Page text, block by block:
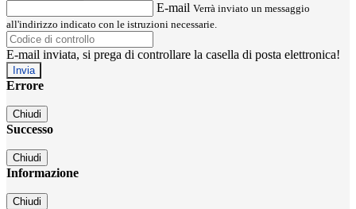
E-mail Verrà inviato un messaggio
all'indirizzo indicato con le istruzioni necessarie.
E-mail inviata, si prega di controllare la casella di posta elettronica!
Errore
Chiudi
Successo
Chiudi
Informazione
Chiudi